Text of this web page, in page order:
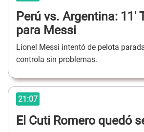
Perú vs. Argentina: 11'
para Messi
Lionel Messi intentó de pelota
controla sin problemas.
21:07
El Cuti Romero quedó